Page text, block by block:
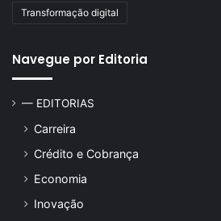
Transformação digital
Navegue por Editoria
— EDITORIAS
Carreira
Crédito e Cobrança
Economia
Inovação